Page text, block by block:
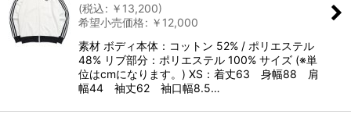
(税込: ￥ 13,200)
希望小売価格: ￥ 12,000
素材 ボディ本体：コットン 52% / ポリエステル
48% リブ部分：ポリエステル 100% サイズ (※単
位はcmになります。) XS：着丈63 身幅88 肩
幅44 袖丈62 袖口幅8.5…